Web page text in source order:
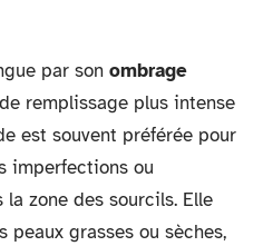
par son ombrage
remplissage plus intense
est souvent préférée pour
imperfections ou
zone des sourcils. Elle
peaux grasses ou sèches,